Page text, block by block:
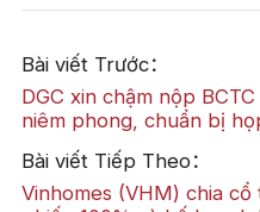
Bài viết Trước：
DGC xin chậm nộp
niêm phong, chuẩn bị
Bài viết Tiếp Theo：
Vinhomes (VHM) chia